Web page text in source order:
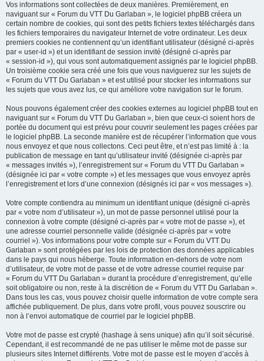
Vos informations sont collectées de deux manières. Premièrement, en
naviguant sur « Forum du VTT Du Garlaban », le logiciel phpBB créera un
certain nombre de cookies, qui sont des petits fichiers textes téléchargés dans
les fichiers temporaires du navigateur Internet de votre ordinateur. Les deux
premiers cookies ne contiennent qu’un identifiant utilisateur (désigné ci-après
par « user-id ») et un identifiant de session invité (désigné ci-après par
« session-id »), qui vous sont automatiquement assignés par le logiciel phpBB.
Un troisième cookie sera créé une fois que vous naviguerez sur les sujets de
« Forum du VTT Du Garlaban » et est utilisé pour stocker les informations sur
les sujets que vous avez lus, ce qui améliore votre navigation sur le forum.
Nous pouvons également créer des cookies externes au logiciel phpBB tout en
naviguant sur « Forum du VTT Du Garlaban », bien que ceux-ci soient hors de
portée du document qui est prévu pour couvrir seulement les pages créées par
le logiciel phpBB. La seconde manière est de récupérer l’information que vous
nous envoyez et que nous collectons. Ceci peut être, et n’est pas limité à : la
publication de message en tant qu’utilisateur invité (désignée ci-après par
« messages invités »), l’enregistrement sur « Forum du VTT Du Garlaban »
(désignée ici par « votre compte ») et les messages que vous envoyez après
l’enregistrement et lors d’une connexion (désignés ici par « vos messages »).
Votre compte contiendra au minimum un identifiant unique (désigné ci-après
par « votre nom d’utilisateur »), un mot de passe personnel utilisé pour la
connexion à votre compte (désigné ci-après par « votre mot de passe »), et
une adresse courriel personnelle valide (désignée ci-après par « votre
courriel »). Vos informations pour votre compte sur « Forum du VTT Du
Garlaban » sont protégées par les lois de protection des données applicables
dans le pays qui nous héberge. Toute information en-dehors de votre nom
d’utilisateur, de votre mot de passe et de votre adresse courriel requise par
« Forum du VTT Du Garlaban » durant la procédure d’enregistrement, qu’elle
soit obligatoire ou non, reste à la discrétion de « Forum du VTT Du Garlaban ».
Dans tous les cas, vous pouvez choisir quelle information de votre compte sera
affichée publiquement. De plus, dans votre profil, vous pouvez souscrire ou
non à l’envoi automatique de courriel par le logiciel phpBB.
Votre mot de passe est crypté (hashage à sens unique) afin qu’il soit sécurisé.
Cependant, il est recommandé de ne pas utiliser le même mot de passe sur
plusieurs sites Internet différents. Votre mot de passe est le moyen d’accès à